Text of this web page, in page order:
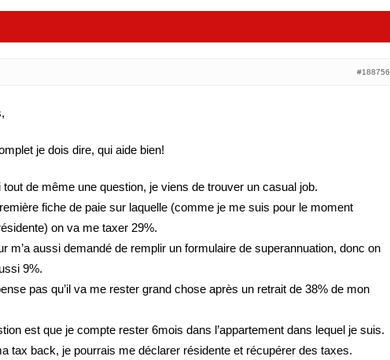
#188756
je dois dire, qui aide bien!
tout de même une question, je viens de trouver un casual job.
fiche de paie sur laquelle (comme je me suis pour le moment
on va me taxer 29%.
m’a aussi demandé de remplir un formulaire de superannuation, donc on
9%.
pas qu’il va me rester grand chose après un retrait de 38% de mon
est que je compte rester 6mois dans l’appartement dans lequel je suis.
tax back, je pourrais me déclarer résidente et récupérer des taxes.